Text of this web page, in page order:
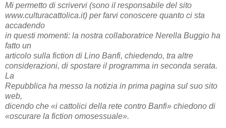
Mi permetto di scrivervi (sono il responsabile del sito
www.culturacattolica.it) per farvi conoscere quanto ci sta
accadendo
in questi momenti: la nostra collaboratrice Nerella Buggio ha
fatto un
articolo sulla fiction di Lino Banfi, chiedendo, tra altre
considerazioni, di spostare il programma in seconda serata.
La
Repubblica ha messo la notizia in prima pagina sul suo sito
web,
dicendo che «i cattolici della rete contro Banfi» chiedono di
«oscurare la fiction omosessuale».